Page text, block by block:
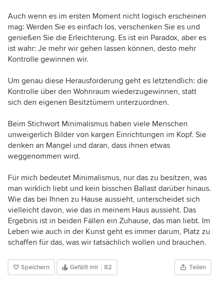
Auch wenn es im ersten Moment nicht logisch erscheinen
mag: Werden Sie es einfach los, verschenken Sie es und
genießen Sie die Erleichterung. Es ist ein Paradox, aber es
ist wahr: Je mehr wir gehen lassen können, desto mehr
Kontrolle gewinnen wir.
Um genau diese Herausforderung geht es letztendlich: die
Kontrolle über den Wohnraum wiederzugewinnen, statt
sich den eigenen Besitztümern unterzuordnen.
Beim Stichwort Minimalismus haben viele Menschen
unweigerlich Bilder von kargen Einrichtungen im Kopf. Sie
denken an Mangel und daran, dass ihnen etwas
weggenommen wird.
Für mich bedeutet Minimalismus, nur das zu besitzen, was
man wirklich liebt und kein bisschen Ballast darüber hinaus.
Wie das bei Ihnen zu Hause aussieht, unterscheidet sich
vielleicht davon, wie das in meinem Haus aussieht. Das
Ergebnis ist in beiden Fällen ein Zuhause, das man liebt. Im
Leben wie auch in der Kunst geht es immer darum, Platz zu
schaffen für das, was wir tatsächlich wollen und brauchen.
Speichern Gefällt mir 82 Teilen